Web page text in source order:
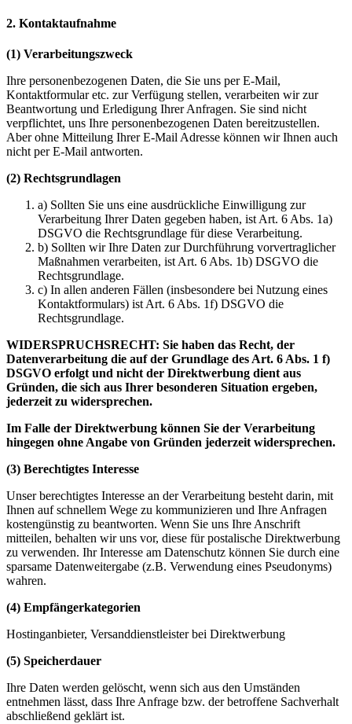
2. Kontaktaufnahme
(1) Verarbeitungszweck
Ihre personenbezogenen Daten, die Sie uns per E-Mail,
Kontaktformular etc. zur Verfügung stellen, verarbeiten wir zur
Beantwortung und Erledigung Ihrer Anfragen. Sie sind nicht
verpflichtet, uns Ihre personenbezogenen Daten bereitzustellen.
Aber ohne Mitteilung Ihrer E-Mail Adresse können wir Ihnen auch
nicht per E-Mail antworten.
(2) Rechtsgrundlagen
a) Sollten Sie uns eine ausdrückliche Einwilligung zur
Verarbeitung Ihrer Daten gegeben haben, ist Art. 6 Abs. 1a)
DSGVO die Rechtsgrundlage für diese Verarbeitung.
b) Sollten wir Ihre Daten zur Durchführung vorvertraglicher
Maßnahmen verarbeiten, ist Art. 6 Abs. 1b) DSGVO die
Rechtsgrundlage.
c) In allen anderen Fällen (insbesondere bei Nutzung eines
Kontaktformulars) ist Art. 6 Abs. 1f) DSGVO die
Rechtsgrundlage.
WIDERSPRUCHSRECHT: Sie haben das Recht, der
Datenverarbeitung die auf der Grundlage des Art. 6 Abs. 1 f)
DSGVO erfolgt und nicht der Direktwerbung dient aus
Gründen, die sich aus Ihrer besonderen Situation ergeben,
jederzeit zu widersprechen.
Im Falle der Direktwerbung können Sie der Verarbeitung
hingegen ohne Angabe von Gründen jederzeit widersprechen.
(3) Berechtigtes Interesse
Unser berechtigtes Interesse an der Verarbeitung besteht darin, mit
Ihnen auf schnellem Wege zu kommunizieren und Ihre Anfragen
kostengünstig zu beantworten. Wenn Sie uns Ihre Anschrift
mitteilen, behalten wir uns vor, diese für postalische Direktwerbung
zu verwenden. Ihr Interesse am Datenschutz können Sie durch eine
sparsame Datenweitergabe (z.B. Verwendung eines Pseudonyms)
wahren.
(4) Empfängerkategorien
Hostinganbieter, Versanddienstleister bei Direktwerbung
(5) Speicherdauer
Ihre Daten werden gelöscht, wenn sich aus den Umständen
entnehmen lässt, dass Ihre Anfrage bzw. der betroffene Sachverhalt
abschließend geklärt ist.